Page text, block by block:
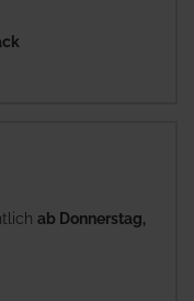
ab Donnerstag,